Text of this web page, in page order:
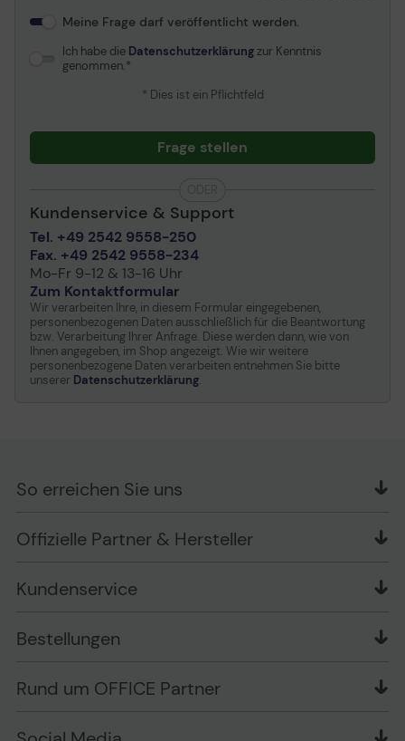
Meine Frage darf veröffentlicht werden.
Ich habe die Datenschutzerklärungzur Kenntnis
genommen.
* Dies ist ein Pflichtfeld
Frage stellen
Kundenservice & Support
Tel. +49 2542 9558-250
Fax. +49 2542 9558-234
Mo-Fr 9-12 & 13-16 Uhr
Zum Kontaktformular
Wir verarbeiten Ihre, in diesem Formular eingegebenen,
personenbezogenen Daten ausschließlich für die Beantwortung
bzw. Verarbeitung Ihrer Anfrage. Diese werden dann, wie von
Ihnen angegeben, im Shop angezeigt. Wie wir weitere
personenbezogene Daten verarbeiten entnehmen Sie bitte
unserer Datenschutzerklärung.
Offizielle Partner & Hersteller
Kundenservice
Bewertungsrichtlinien
Wissen mit OP
Markenshops
Bestellungen
Versand im Namen Dritter
Rund um OFFICE Partner
So erreichen Sie uns
Schlesierring 35
Telefon: +49 (0) 2542 / 9558250
Ansprechpartner bei fehlerhafter Ware und Schäden